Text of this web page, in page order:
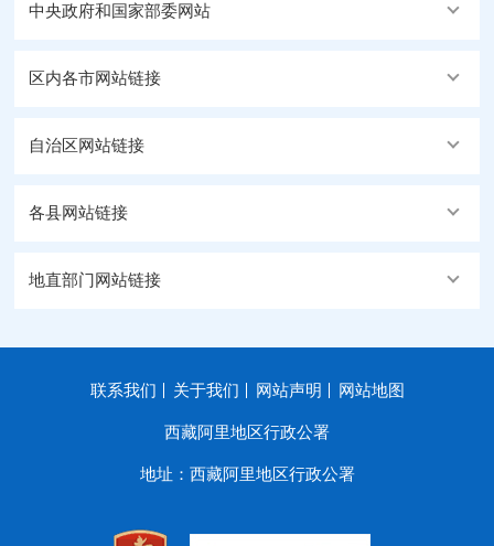
中央政府和国家部委网站
区内各市网站链接
自治区网站链接
各县网站链接
地直部门网站链接
联系我们 关于我们 网站声明 网站地图
西藏阿里地区行政公署
地址：西藏阿里地区行政公署